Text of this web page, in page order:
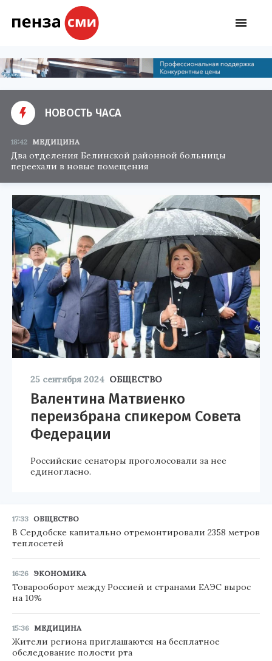
НОВОСТЬ ЧАСА
18:42 МЕДИЦИНА
Два отделения Белинской районной больницы
переехали в новые помещения
25 сентября 2024 ОБЩЕСТВО
Валентина Матвиенко
переизбрана спикером Совета
Федерации
Российские сенаторы проголосовали за нее
единогласно.
17:33 ОБЩЕСТВО
В Сердобске капитально отремонтировали 2358 метров
теплосетей
16:26 ЭКОНОМИКА
Товарооборот между Россией и странами ЕАЭС вырос
на 10%
15:36 МЕДИЦИНА
Жители региона приглашаются на бесплатное
обследование полости рта